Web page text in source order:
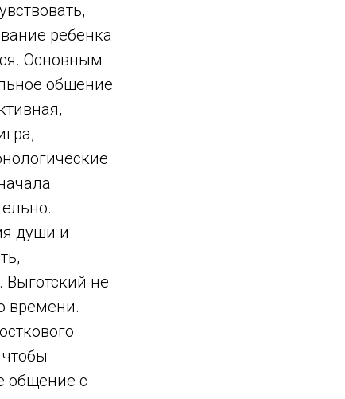
ребенка
Основным
общение
души и
не
времени.
общение с